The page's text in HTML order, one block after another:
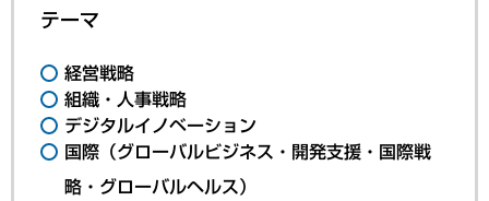
テーマ
経営戦略
組織・人事戦略
デジタルイノベーション
国際（グローバルビジネス・開発支援・国際戦
略・グローバルヘルス）